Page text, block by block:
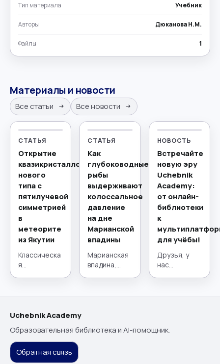
Тип материала Учебник
Авторы Дюканова Н.М.
Файлы 1
Материалы и новости
Все статьи Все новости
СТАТЬЯ
Открытие
квазикристаллов
нового
типа с
пятилучевой
симметрией
в
метеорите
из Якутии
Классическа
я
краеугольны
материалов
протяжении
столетий,
строится на
СТАТЬЯ
Как
глубоководные
рыбы
выдерживают
колоссальное
давление
на дне
Марианской
впадины
Марианская
впадина,
западной
т собой
НОВОСТЬ
Встречайте
новую эру
Uchebnik
Academy:
от онлайн-
библиотеки
к
для учёбы!
Друзья, у
нас
июля наш
шаг вперёд.
Uchebnik Academy
Образовательная библиотека и AI-помощник.
Обратная связь